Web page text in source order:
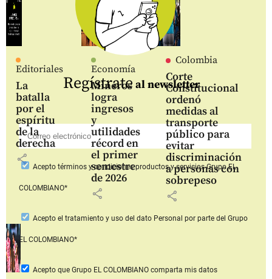
Editoriales
La
batalla
por el
espíritu
de la
derecha
share
Economía
Mineros
logra
ingresos
y
utilidades
récord en
el primer
semestre
de 2026
share
Colombia
Corte
Constitucional
ordenó
medidas al
transporte
público para
evitar
discriminación
a personas con
sobrepeso
share
Regístrate al newsletter
Aceptotérminos y condiciones productos y serviciosGrupo EL
COLOMBIANO*
Acepto el tratamiento y uso del dato Personal por parte del Grupo
EL COLOMBIANO*
Acepto que Grupo EL COLOMBIANOcomparta mis datos